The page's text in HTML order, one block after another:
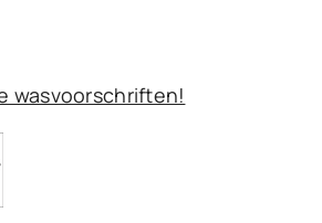
wasvoorschriften!